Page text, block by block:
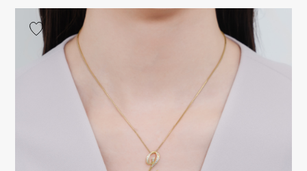
A.LANGE & SOHNE
ランゲ＆ゾーネ
Breguet
PATEK PHILIPPE
パテック・フィリップ
FRANCK MULLER
フランク・ミュラー
RICHARD MILLE
リシャール・ミル
VACHERON
CONSTANTIN
ヴァシュロン・コンスタ
PANERAI
パネライ
REGALIA
レガリア
DOUBLE TOP
ダブルトップ
YOBIKO
ヨビコ
NOMBRE
ノンブル
NOMBRE putite
ノンブルプティ
ALPHA
アルファ
ALPHA putite
アルファプティ
eclat
RICH CROSS
リッチクロス
TwinPinky
ツインピンキー
ガーデンパーティー エブリン
財布 チャーム
その他
エルメスバッグ